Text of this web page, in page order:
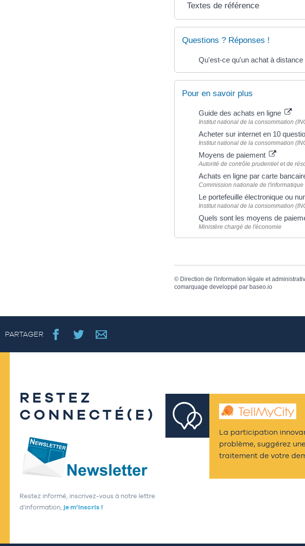
Textes de référence
Questions ? Réponses !
Qu'est-ce qu'un achat à distance
Pour en savoir plus
Guide des achats en ligne
Institut national de la consommation
Acheter sur internet en 10
Institut national de la consommation
Moyens de paiement
Autorité de contrôle prudentiel et de
Achats en ligne par carte
Commission nationale de
Le portefeuille électronique ou
Institut national de la consommation
Quels sont les moyens de
Ministère chargé de l'économie
© Direction de l'information légale et
comarquage developpé par baseo.io
PARTAGER
RESTEZ
CONNECTÉ(E)
Restez informé, inscrivez-vous à notre lettre
d’information, je m’inscris !
La participation
problème, suggérez
traitement de votre